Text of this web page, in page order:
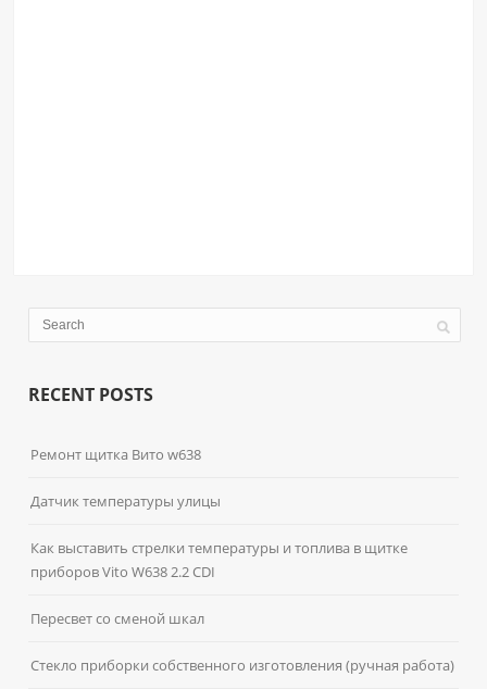
RECENT POSTS
Ремонт щитка Вито w638
Датчик температуры улицы
Как выставить стрелки температуры и топлива в щитке
приборов Vito W638 2.2 CDI
Пересвет со сменой шкал
Стекло приборки собственного изготовления (ручная работа)